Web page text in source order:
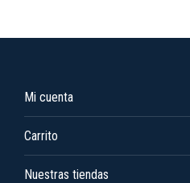
Mi cuenta
Carrito
Nuestras tiendas